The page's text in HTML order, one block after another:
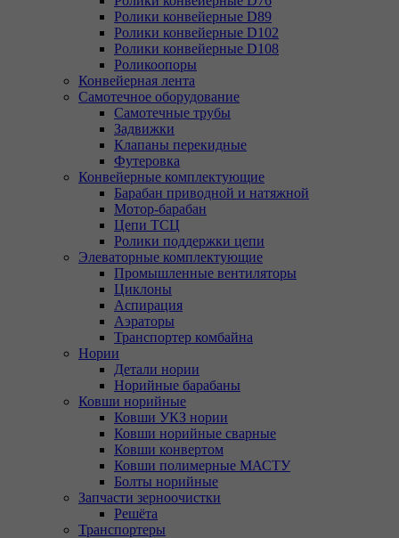
Ролики конвейерные D89
Ролики конвейерные D102
Ролики конвейерные D108
Роликоопоры
Конвейерная лента
Самотечное оборудование
Самотечные трубы
Задвижки
Клапаны перекидные
Футеровка
Конвейерные комплектующие
Барабан приводной и натяжной
Мотор-барабан
Цепи ТСЦ
Ролики поддержки цепи
Элеваторные комплектующие
Промышленные вентиляторы
Циклоны
Аспирация
Аэраторы
Транспортер комбайна
Нории
Детали нории
Норийные барабаны
Ковши норийные
Ковши УКЗ нории
Ковши норийные сварные
Ковши конвертом
Ковши полимерные МАСТУ
Болты норийные
Запчасти зерноочистки
Решёта
Транспортеры